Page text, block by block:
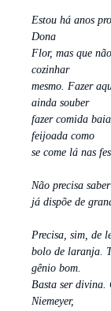
Estou há anos
Dona
Flor, mas que
cozinhar
mesmo. Fazer
ainda souber
fazer comida
feijoada como
se come lá nas
Não precisa
já dispõe de
Precisa, sim, de
bolo de laranja.
gênio bom.
Basta ser divina.
Niemeyer,